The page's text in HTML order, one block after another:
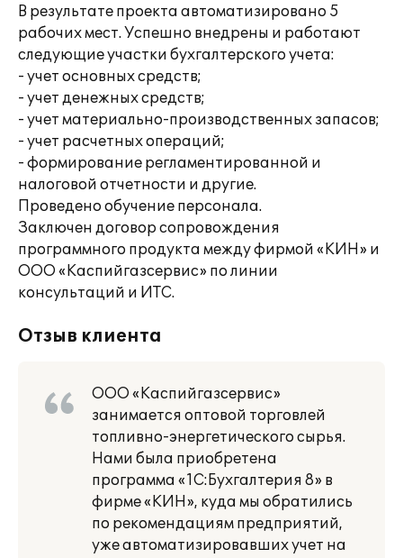
В результате проекта автоматизировано 5
рабочих мест. Успешно внедрены и работают
следующие участки бухгалтерского учета:
- учет основных средств;
- учет денежных средств;
- учет материально-производственных запасов;
- учет расчетных операций;
- формирование регламентированной и
налоговой отчетности и другие.
Проведено обучение персонала.
Заключен договор сопровождения
программного продукта между фирмой «КИН» и
ООО «Каспийгазсервис» по линии
консультаций и ИТС.
Отзыв клиента
ООО «Каспийгазсервис»
занимается оптовой торговлей
топливно-энергетического сырья.
Нами была приобретена
программа «1С:Бухгалтерия 8» в
фирме «КИН», куда мы обратились
по рекомендациям предприятий,
уже автоматизировавших учет на